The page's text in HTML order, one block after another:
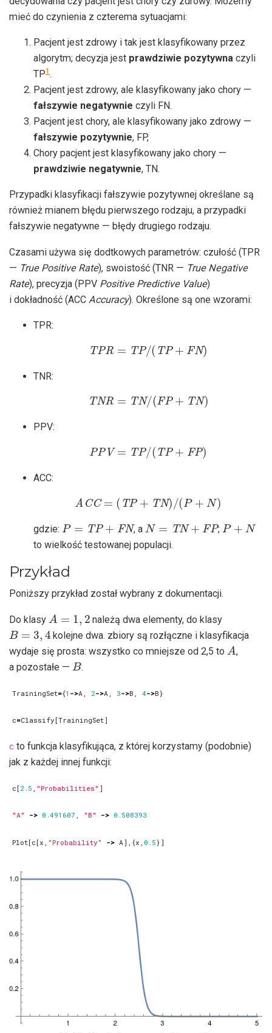
mieć do czynienia z czterema sytuacjami:
Pacjent jest zdrowy i tak jest klasyfikowany przez
algorytm; decyzja jest prawdziwie pozytywna czyli
TP1 .
Pacjent jest zdrowy, ale klasyfikowany jako chory —
fałszywie negatywnie czyli FN.
Pacjent jest chory, ale klasyfikowany jako zdrowy —
fałszywie pozytywnie, FP,
Chory pacjent jest klasyfikowany jako chory —
prawdziwie negatywnie, TN.
Przypadki klasyfikacji fałszywie pozytywnej określane są
również mianem błędu pierwszego rodzaju, a przypadki
fałszywie negatywne — błędy drugiego rodzaju.
Czasami używa się dodtkowych parametrów: czułość (TPR
— True Positive Rate), swoistość (TNR — True Negative
Rate), precyzja (PPV Positive Predictive Value)
i dokładność (ACC Accuracy). Określone są one wzorami:
TPR:
TPR TP/(TP+ FN)
TNR:
TNR TN/(FP+ TN)
PPV:
PPV TP/(TP+ FP )
ACC:
ACC =(TP + TN)/ P+N )
gdzie:
P= TP+FN
, a
N= TN+FP
;
P+
to wielkość testowanej populacji.
Przykład
Poniższy przykład został wybrany z dokumentacji.
Do klasy
A 2
należą dwa elementy, do klasy
B= 4
kolejne dwa. zbiory są rozłączne i klasyfikacja
wydaje się prosta: wszystko co mniejsze od 2,5 to
A
,
a pozostałe —
B
.
TrainingSet={1 ->A 2->A 3->B 4->B}
c=Classify[TrainingSet]
c to funkcja klasyfikująca, z której korzystamy (podobnie)
jak z każdej innej funkcji:
c [2.5 , "Probabilities" ]
"A" -> 0.491607 , "B" -> 0.508393
Plot[c [x "Probability" -> A ],{x 0.5}]